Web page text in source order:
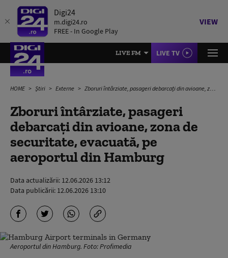
Digi24
m.digi24.ro
FREE - In Google Play
VIEW
LIVE FM LIVE TV
HOME Știri Externe Zboruri întârziate, pasageri debarcați din avioane, zona de securitate, evacuată, pe aeroportul din Hamburg
Zboruri întârziate, pasageri
debarcați din avioane, zona de
securitate, evacuată, pe
aeroportul din Hamburg
Data actualizării: 12.06.2026 13:12
Data publicării: 12.06.2026 13:10
Aeroportul din Hamburg. Foto: Profimedia